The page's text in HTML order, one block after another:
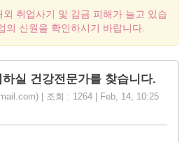
취업사기 및 감금 피해가 늘고 있습
의 신원을 확인하시기 바랍니다.
실 건강전문가를 찾습니다.
| 조회 : 1264 | Feb, 14, 10:25